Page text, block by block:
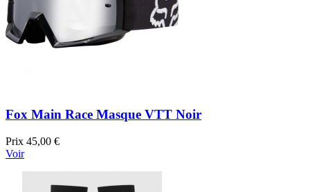
Fox Main Race Masque VTT Noir
Prix 45,00 €
Voir